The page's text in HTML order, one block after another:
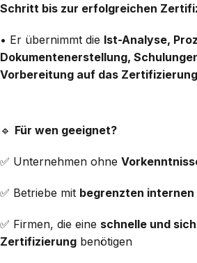
Schritt bis zur erfolgreichen
• Er übernimmt die Ist-Analyse,
Dokumentenerstellung,
Vorbereitung auf das
🔹 Für wen geeignet?
✅ Unternehmen ohne
✅ Betriebe mit begrenzten internen
✅ Firmen, die eine schnelle und
Zertifizierung benötigen